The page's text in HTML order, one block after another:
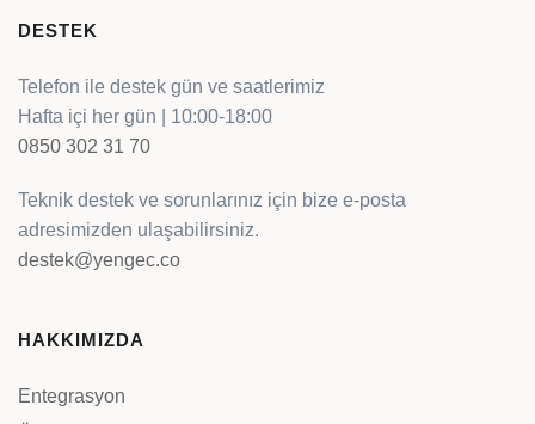
DESTEK
Telefon ile destek gün ve saatlerimiz
Hafta içi her gün | 10:00-18:00
0850 302 31 70
Teknik destek ve sorunlarınız için bize e-posta
adresimizden ulaşabilirsiniz.
destek@yengec.co
HAKKIMIZDA
Entegrasyon